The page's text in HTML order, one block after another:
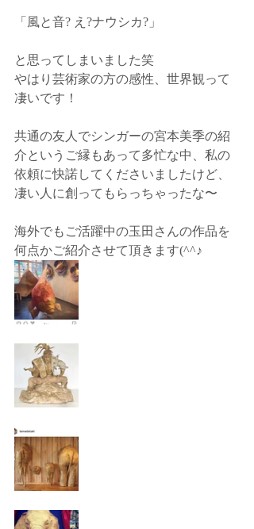
「風と音? え?ナウシカ?」﻿
と思ってしまいました笑﻿
やはり芸術家の方の感性、世界観って
凄いです！
共通の友人でシンガーの宮本美季の紹
介というご縁もあって多忙な中、私の
依頼に快諾してくださいましたけど、
凄い人に創ってもらっちゃったな〜
海外でもご活躍中の玉田さんの作品を
何点かご紹介させて頂きます(^^♪